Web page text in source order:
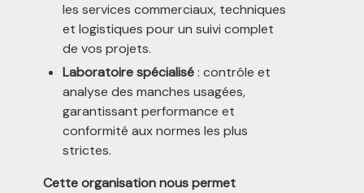
les services commerciaux, techniques
et logistiques pour un suivi complet
de vos projets.
Laboratoire spécialisé: contrôle et
analyse des manches usagées,
garantissant performance et
conformité aux normes les plus
strictes.
Cette organisation nous permet